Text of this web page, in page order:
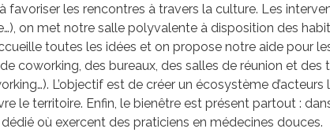
favoriser les rencontres à travers la culture. Les
on met notre salle polyvalente à disposition des
toutes les idées et on propose notre aide pour
coworking, des bureaux, des salles de réunion et
L’objectif est de créer un écosystème
le territoire. Enfin, le bienêtre est présent partout :
où exercent des praticiens en médecines douces.